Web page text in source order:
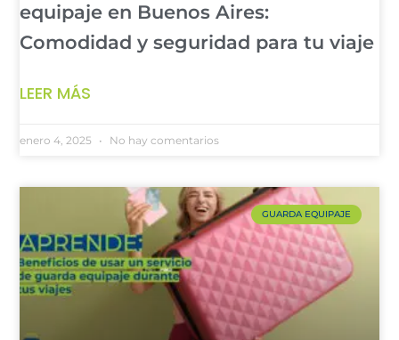
equipaje en Buenos Aires:
Comodidad y seguridad para tu viaje
LEER MÁS
enero 4, 2025 No hay comentarios
GUARDA EQUIPAJE